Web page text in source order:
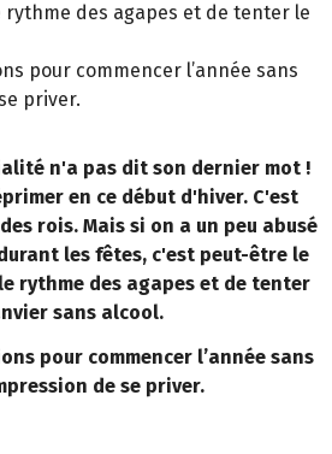
des agapes et de tenter le
pour commencer l’année sans
priver.
n'a pas dit son dernier mot !
en ce début d'hiver. C'est
rois. Mais si on a un peu abusé
les fêtes, c'est peut-être le
rythme des agapes et de tenter
sans alcool.
pour commencer l’année sans
de se priver.